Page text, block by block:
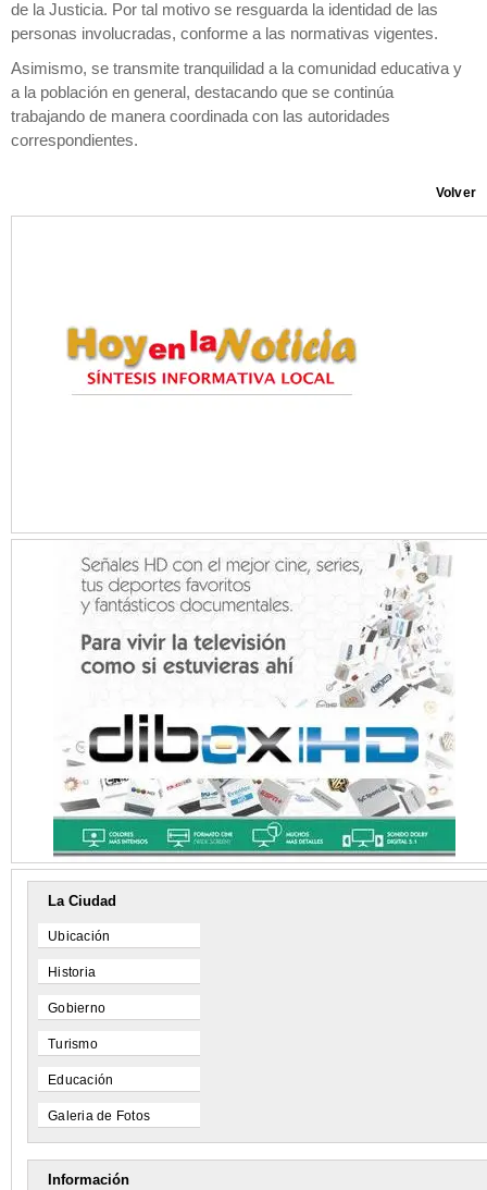
de la Justicia. Por tal motivo se resguarda la identidad de las
personas involucradas, conforme a las normativas vigentes.
Asimismo, se transmite tranquilidad a la comunidad educativa y
a la población en general, destacando que se continúa
trabajando de manera coordinada con las autoridades
correspondientes.
Volver
La Ciudad
Ubicación
Historia
Gobierno
Turismo
Educación
Galeria de Fotos
Información